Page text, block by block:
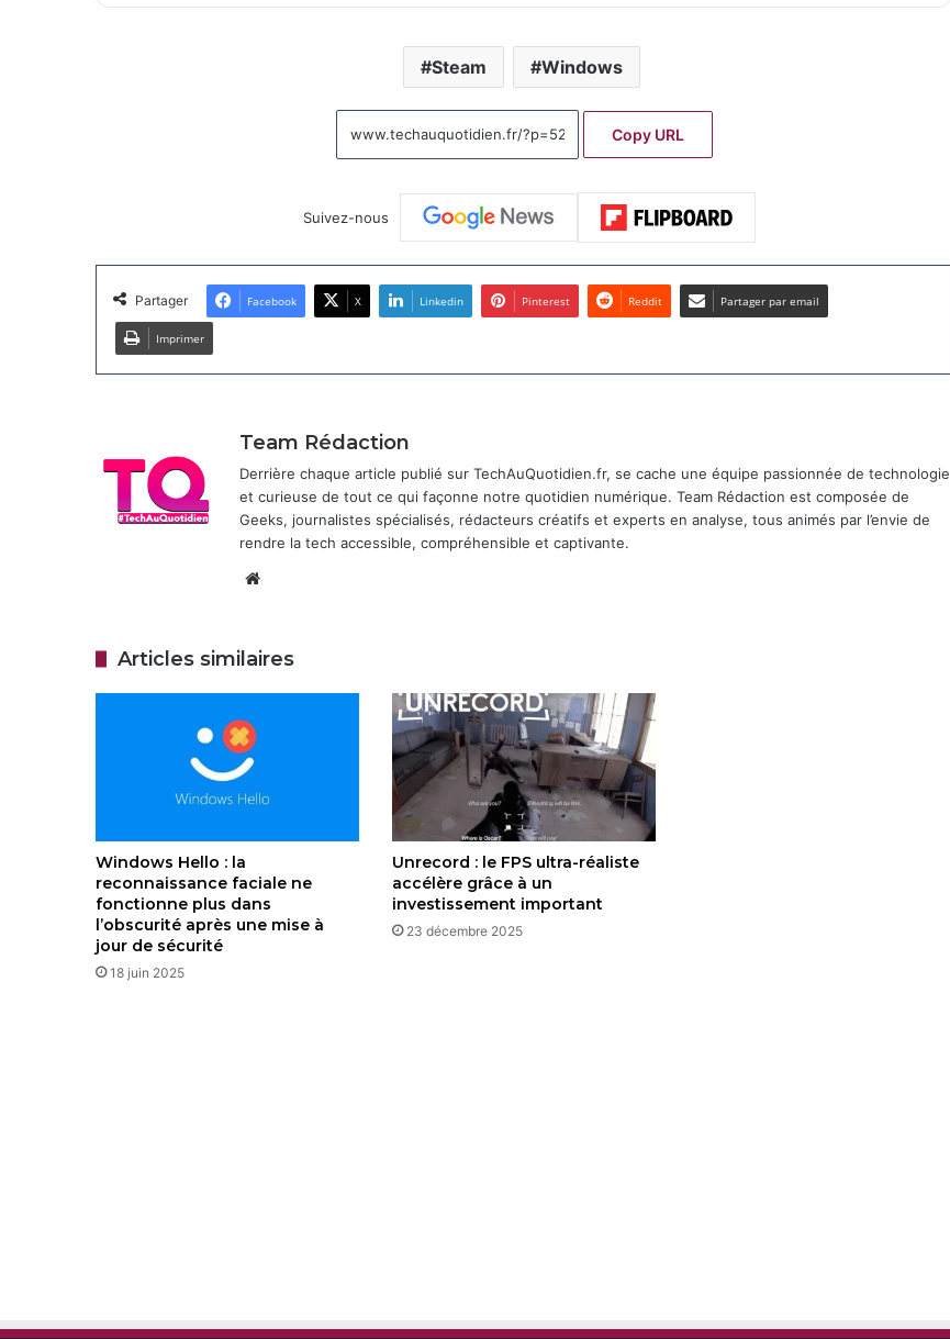
Steam Windows
Copy URL
Suivez-nous
Partager Facebook X Linkedin Pinterest Reddit Partager par email
Imprimer
Team Rédaction
Derrière chaque article publié sur TechAuQuotidien.fr, se cache une équipe passionnée de technologie
et curieuse de tout ce qui façonne notre quotidien numérique. Team Rédaction est composée de
Geeks, journalistes spécialisés, rédacteurs créatifs et experts en analyse, tous animés par l’envie de
rendre la tech accessible, compréhensible et captivante.
Articles similaires
Windows Hello : la
reconnaissance faciale ne
fonctionne plus dans
l’obscurité après une mise à
jour de sécurité
18 juin 2025
Unrecord : le FPS ultra-réaliste
accélère grâce à un
investissement important
23 décembre 2025